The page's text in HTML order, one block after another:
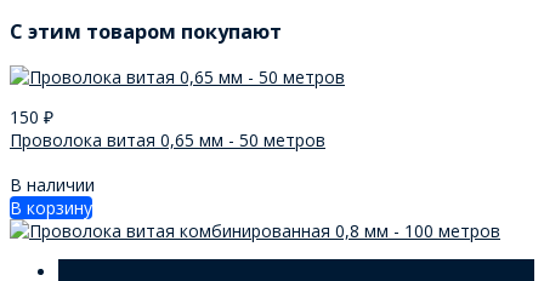
C этим товаром покупают
150 ₽
Проволока витая 0,65 мм - 50 метров
В наличии
В корзину